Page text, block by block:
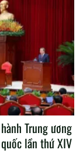
Trung ương
lần thứ XIV